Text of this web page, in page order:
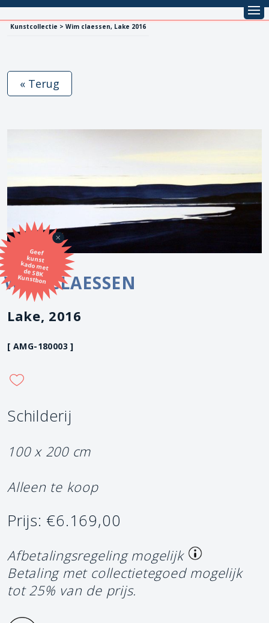
Kunstcollectie > Wim claessen, Lake 2016
Geef
kunst
kado met
de SBK
Kunstbon
« Terug
WIM CLAESSEN
Lake, 2016
[ AMG-180003 ]
Schilderij
100 x 200 cm
Alleen te koop
Prijs: €6.169,00
Afbetalingsregeling mogelijk
Betaling met collectietegoed mogelijk
tot 25% van de prijs.